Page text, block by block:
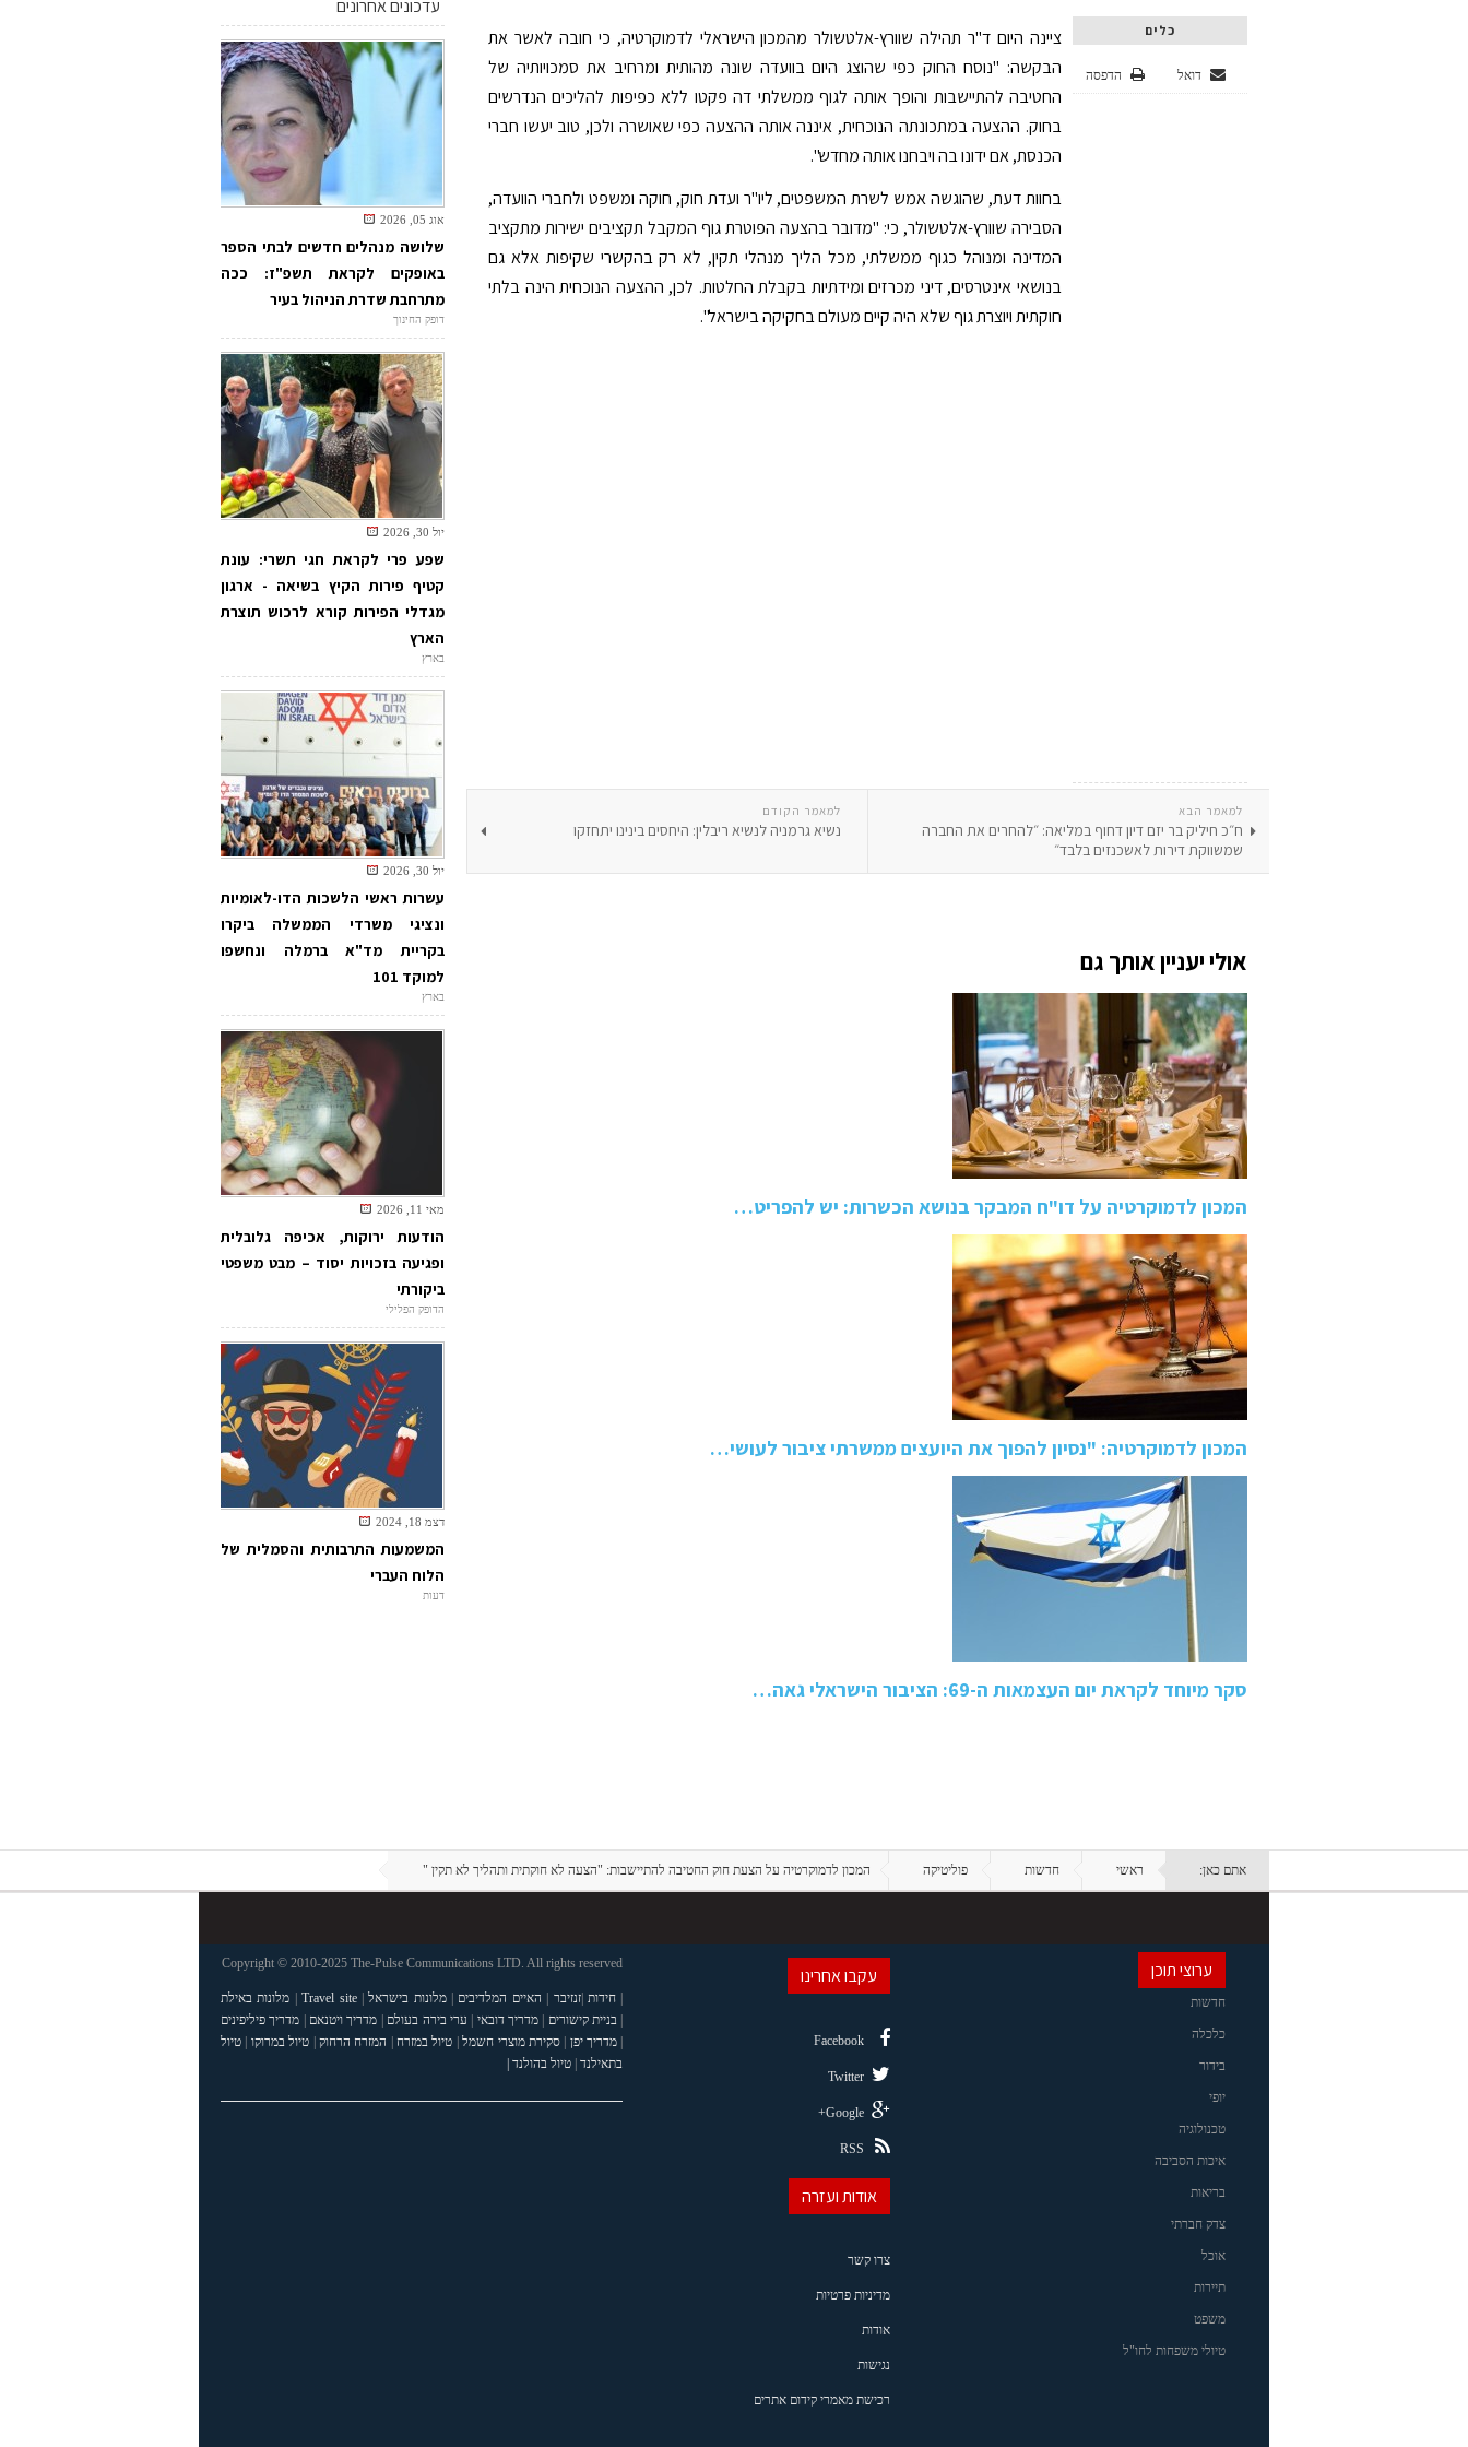
כלים
הדפסה דואל
ציינה היום ד"ר תהילה שוורץ-אלטשולר מהמכון הישראלי לדמוקרטיה, כי חובה לאשר את
הבקשה: "נוסח החוק כפי שהוצג היום בוועדה שונה מהותית ומרחיב את סמכויותיה של
החטיבה להתיישבות והופך אותה לגוף ממשלתי דה פקטו ללא כפיפות להליכים הנדרשים
בחוק. ההצעה במתכונתה הנוכחית, איננה אותה ההצעה כפי שאושרה ולכן, טוב יעשו חברי
הכנסת, אם ידונו בה ויבחנו אותה מחדש".
בחוות דעת, שהוגשה אמש לשרת המשפטים, ליו"ר ועדת חוק, חוקה ומשפט ולחברי הוועדה,
הסבירה שוורץ-אלטשולר, כי: "מדובר בהצעה הפוטרת גוף המקבל תקציבים ישירות מתקציב
המדינה ומנוהל כגוף ממשלתי, מכל הליך מנהלי תקין, לא רק בהקשרי שקיפות אלא גם
בנושאי אינטרסים, דיני מכרזים ומידתיות בקבלת החלטות. לכן, ההצעה הנוכחית הינה בלתי
חוקתית ויוצרת גוף שלא היה קיים מעולם בחקיקה בישראל".
למאמר הקודם
נשיא גרמניה לנשיא ריבלין: היחסים בינינו יתחזקו
למאמר הבא
ח״כ חיליק בר יזם דיון דחוף במליאה: ״להחרים את החברה
שמשווקת דירות לאשכנזים בלבד״
אולי יעניין אותך גם
המכון לדמוקרטיה על דו"ח המבקר בנושא הכשרות: יש להפריט…
המכון לדמוקרטיה: "נסיון להפוך את היועצים ממשרתי ציבור לעושי…
סקר מיוחד לקראת יום העצמאות ה-69: הציבור הישראלי גאה…
עדכונים אחרונים
אוג 05, 2026
שלושה מנהלים חדשים לבתי הספר
באופקים לקראת תשפ"ז: ככה
מתרחבת שדרת הניהול בעיר
דופק החינוך
יול 30, 2026
שפע פרי לקראת חגי תשרי: עונת
קטיף פירות הקיץ בשיאה - ארגון
מגדלי הפירות קורא לרכוש תוצרת
הארץ
בארץ
יול 30, 2026
עשרות ראשי הלשכות הדו-לאומיות
ונציגי משרדי הממשלה ביקרו
בקריית מד"א ברמלה ונחשפו
למוקד 101
בארץ
מאי 11, 2026
הודעות ירוקות, אכיפה גלובלית
ופגיעה בזכויות יסוד – מבט משפטי
ביקורתי
הדופק הפלילי
דצמ 18, 2024
המשמעות התרבותית והסמלית של
הלוח העברי
דעות
אתם כאן: ראשי חדשות פוליטיקה המכון לדמוקרטיה על הצעת חוק החטיבה להתיישבות: "הצעה לא חוקתית ותהליך לא תקין "
ערוצי תוכן
חדשות
כלכלה
בידור
יופי
טכנולוגיה
איכות הסביבה
בריאות
צדק חברתי
אוכל
תיירות
משפט
טיולי משפחות לחו"ל
עקבו אחרינו
Facebook
Twitter
Google+
RSS
אודות ועזרה
צרו קשר
מדיניות פרטיות
אודות
נגישות
רכישת מאמרי קידום אתרים
Copyright © 2010-2025 The-Pulse Communications LTD. All rights reserved
| חידות |זנזיבר | האיים המלדיבים |מלונות בישראל|
Travel site
| מלונות באילת
| בניית קישורים |מדריך דובאי | ערי בירה בעולם | מדריך ויטנאם | מדריך פיליפינים
| מדריך יפן |סקירת מוצרי חשמל| טיול במזרח | המזרח הרחוק | טיול במרוקו | טיול
בתאילנד| טיול בהולנד |